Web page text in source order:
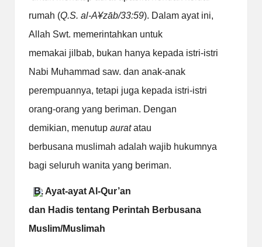
rumah (Q.S. al-A¥zāb/33:59). Dalam ayat ini,
Allah Swt. memerintahkan untuk
memakai jilbab, bukan hanya kepada istri-istri
Nabi Muhammad saw. dan anak-anak
perempuannya, tetapi juga kepada istri-istri
orang-orang yang beriman. Dengan
demikian, menutup auratatau
berbusana muslimah adalah wajib hukumnya
bagi seluruh wanita yang beriman.
B. Ayat-ayat Al-Qur’an
dan Hadis tentang Perintah Berbusana
Muslim/Muslimah